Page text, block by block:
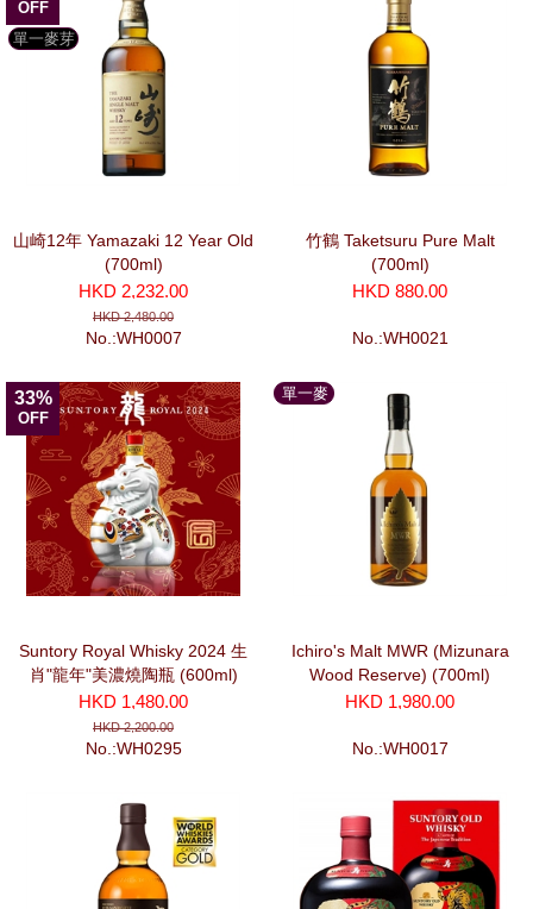
OFF
單一麥芽
山崎12年 Yamazaki 12 Year Old
(700ml)
HKD 2,232.00
HKD 2,480.00
No.:WH0007
竹鶴 Taketsuru Pure Malt
(700ml)
HKD 880.00
No.:WH0021
33%
OFF
Suntory Royal Whisky 2024 生
肖"龍年"美濃燒陶瓶 (600ml)
HKD 1,480.00
HKD 2,200.00
No.:WH0295
單一麥
Ichiro's Malt MWR (Mizunara
Wood Reserve) (700ml)
HKD 1,980.00
No.:WH0017